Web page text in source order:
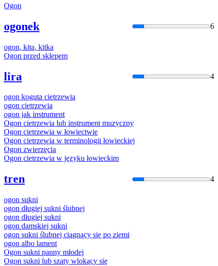
Ogon
ogonek 6
ogon, kita, kitka
Ogon przed sklepem
lira 4
ogon koguta cietrzewia
ogon cietrzewia
ogon jak instrument
Ogon cietrzewia lub instrument muzyczny
Ogon cietrzewia w łowiectwie
Ogon cietrzewia w terminologii łowieckiej
Ogon zwierzęcia
Ogon cietrzewia w języku łowieckim
tren 4
ogon sukni
ogon długiej sukni ślubnej
ogon długiej sukni
ogon damskiej sukni
ogon sukni ślubnej ciągnący się po ziemi
ogon albo lament
Ogon sukni panny młodej
Ogon sukni lub szaty wlokący się